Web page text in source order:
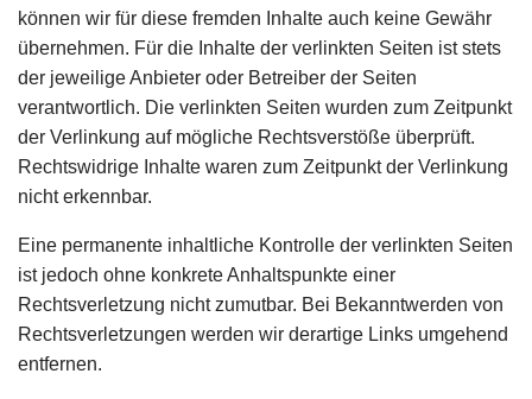
können wir für diese fremden Inhalte auch keine Gewähr
übernehmen. Für die Inhalte der verlinkten Seiten ist stets
der jeweilige Anbieter oder Betreiber der Seiten
verantwortlich. Die verlinkten Seiten wurden zum Zeitpunkt
der Verlinkung auf mögliche Rechtsverstöße überprüft.
Rechtswidrige Inhalte waren zum Zeitpunkt der Verlinkung
nicht erkennbar.
Eine permanente inhaltliche Kontrolle der verlinkten Seiten
ist jedoch ohne konkrete Anhaltspunkte einer
Rechtsverletzung nicht zumutbar. Bei Bekanntwerden von
Rechtsverletzungen werden wir derartige Links umgehend
entfernen.